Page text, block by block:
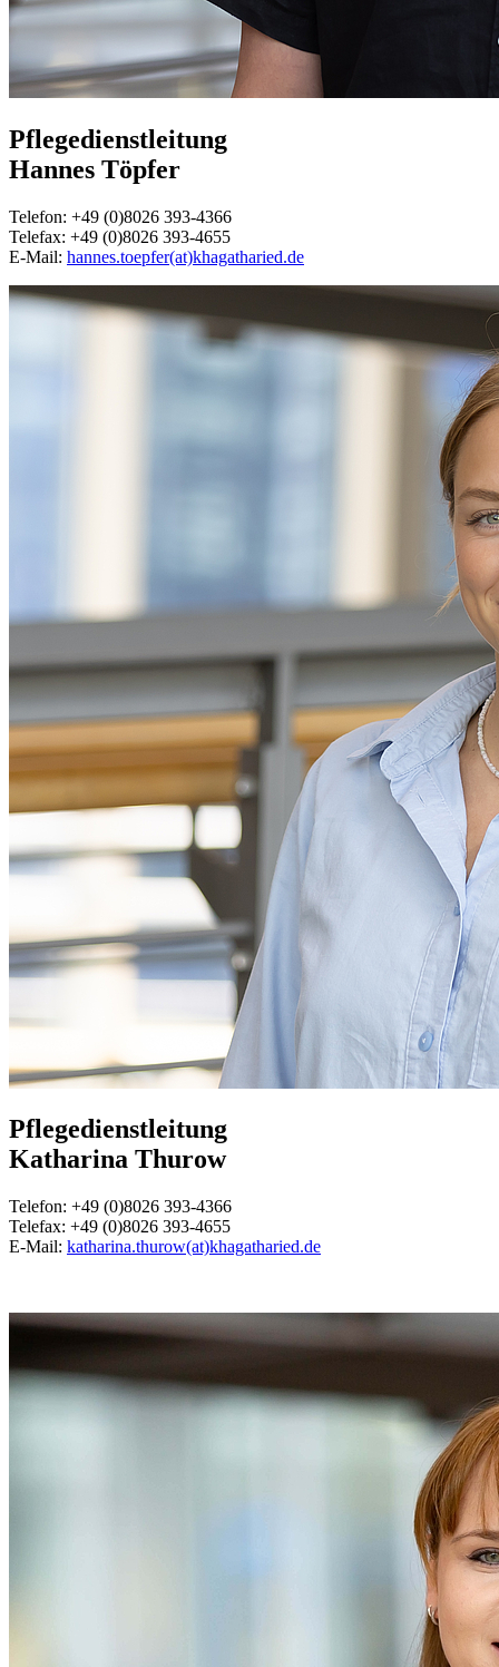
Pflegedienstleitung
Hannes Töpfer
Telefon: +49 (0)8026 393-4366
Telefax: +49 (0)8026 393-4655
E-Mail: hannes.toepfer(at)khagatharied.de
Pflegedienstleitung
Katharina Thurow
Telefon: +49 (0)8026 393-4366
Telefax: +49 (0)8026 393-4655
E-Mail: katharina.thurow(at)khagatharied.de